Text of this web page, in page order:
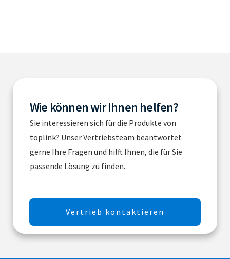
Wie können wir Ihnen helfen?
Sie interessieren sich für die Produkte von
toplink? Unser Vertriebsteam beantwortet
gerne Ihre Fragen und hilft Ihnen, die für Sie
passende Lösung zu finden.
Vertrieb kontaktieren